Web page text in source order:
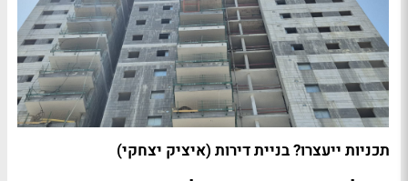
תכניות ייעצרו? בניית דירות (איציק יצחקי)